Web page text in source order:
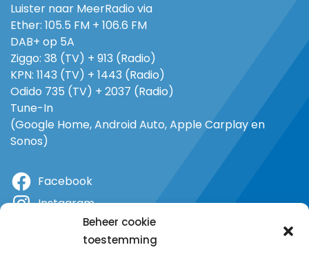
Beheer cookie
toestemming
Luister naar MeerRadio via
Ether: 105.5 FM + 106.6 FM
DAB+ op 5A
Ziggo: 38 (TV) + 913 (Radio)
KPN: 1143 (TV) + 1443 (Radio)
Odido 735 (TV) + 2037 (Radio)
Tune-In
(Google Home, Android Auto, Apple Carplay en
Sonos)
Facebook
Instagram
YouTube